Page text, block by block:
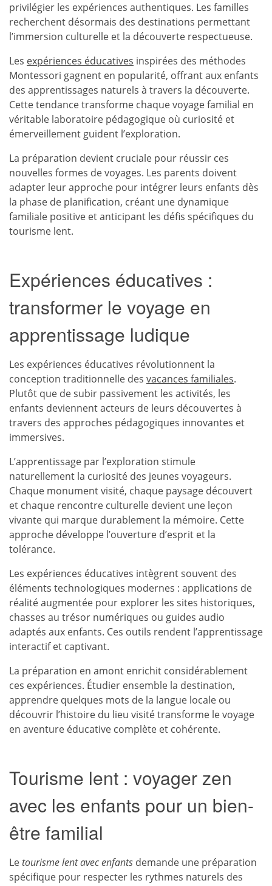
privilégier les expériences authentiques. Les familles
recherchent désormais des destinations permettant
l’immersion culturelle et la découverte respectueuse.
Les expériences éducatives inspirées des méthodes
Montessori gagnent en popularité, offrant aux enfants
des apprentissages naturels à travers la découverte.
Cette tendance transforme chaque voyage familial en
véritable laboratoire pédagogique où curiosité et
émerveillement guident l’exploration.
La préparation devient cruciale pour réussir ces
nouvelles formes de voyages. Les parents doivent
adapter leur approche pour intégrer leurs enfants dès
la phase de planification, créant une dynamique
familiale positive et anticipant les défis spécifiques du
tourisme lent.
Expériences éducatives :
transformer le voyage en
apprentissage ludique
Les expériences éducatives révolutionnent la
conception traditionnelle des vacances familiales.
Plutôt que de subir passivement les activités, les
enfants deviennent acteurs de leurs découvertes à
travers des approches pédagogiques innovantes et
immersives.
L’apprentissage par l’exploration stimule
naturellement la curiosité des jeunes voyageurs.
Chaque monument visité, chaque paysage découvert
et chaque rencontre culturelle devient une leçon
vivante qui marque durablement la mémoire. Cette
approche développe l’ouverture d’esprit et la
tolérance.
Les expériences éducatives intègrent souvent des
éléments technologiques modernes : applications de
réalité augmentée pour explorer les sites historiques,
chasses au trésor numériques ou guides audio
adaptés aux enfants. Ces outils rendent l’apprentissage
interactif et captivant.
La préparation en amont enrichit considérablement
ces expériences. Étudier ensemble la destination,
apprendre quelques mots de la langue locale ou
découvrir l’histoire du lieu visité transforme le voyage
en aventure éducative complète et cohérente.
Tourisme lent : voyager zen
avec les enfants pour un bien-
être familial
Letourisme lent avec enfants demande une préparation
spécifique pour respecter les rythmes naturels des